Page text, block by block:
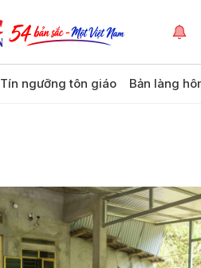
Tín ngưỡng tôn giáo Bản làng